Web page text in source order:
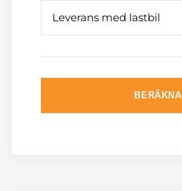
Leverans med lastbil
BERÄKNA